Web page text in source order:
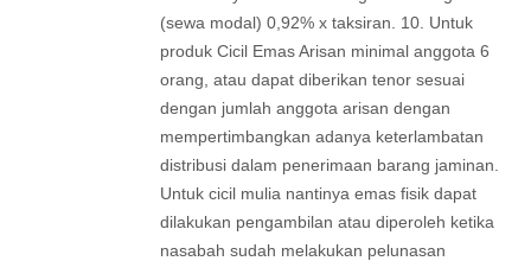
(sewa modal) 0,92% x taksiran. 10. Untuk
produk Cicil Emas Arisan minimal anggota 6
orang, atau dapat diberikan tenor sesuai
dengan jumlah anggota arisan dengan
mempertimbangkan adanya keterlambatan
distribusi dalam penerimaan barang jaminan.
Untuk cicil mulia nantinya emas fisik dapat
dilakukan pengambilan atau diperoleh ketika
nasabah sudah melakukan pelunasan